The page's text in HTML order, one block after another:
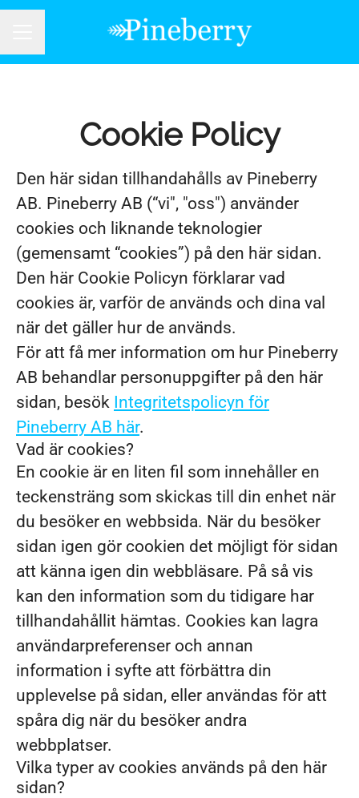
Cookie Policy
Den här sidan tillhandahålls av Pineberry
AB. Pineberry AB (“vi", "oss") använder
cookies och liknande teknologier
(gemensamt “cookies”) på den här sidan.
Den här Cookie Policyn förklarar vad
cookies är, varför de används och dina val
när det gäller hur de används.
För att få mer information om hur Pineberry
AB behandlar personuppgifter på den här
sidan, besök Integritetspolicyn för
Pineberry AB här.
Vad är cookies?
En cookie är en liten fil som innehåller en
teckensträng som skickas till din enhet när
du besöker en webbsida. När du besöker
sidan igen gör cookien det möjligt för sidan
att känna igen din webbläsare. På så vis
kan den information som du tidigare har
tillhandahållit hämtas. Cookies kan lagra
användarpreferenser och annan
information i syfte att förbättra din
upplevelse på sidan, eller användas för att
spåra dig när du besöker andra
webbplatser.
Vilka typer av cookies används på den här
sidan?